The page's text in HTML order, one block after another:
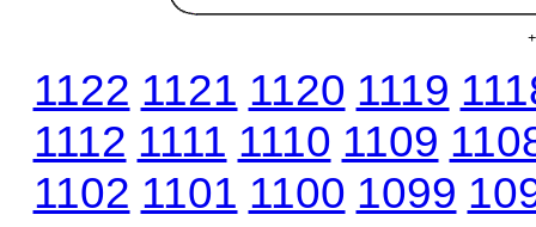
1122 1121 1120 1119
1112 1111 1110 1109
1102 1101 1100 1099